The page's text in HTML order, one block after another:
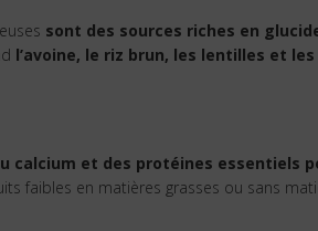
sont des sources riches en
l’avoine, le riz brun, les lentilles et
calcium et des protéines essentiels
faibles en matières grasses ou sans